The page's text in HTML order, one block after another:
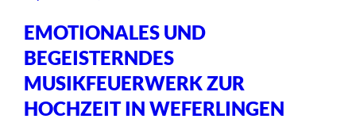
EMOTIONALES UND
BEGEISTERNDES
MUSIKFEUERWERK ZUR
HOCHZEIT IN WEFERLINGEN